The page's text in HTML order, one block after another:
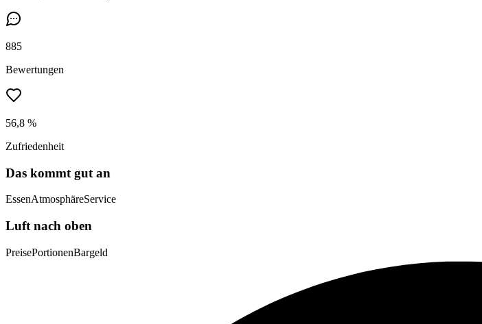
885
Bewertungen
56,8 %
Zufriedenheit
Das kommt gut an
EssenAtmosphäreService
Luft nach oben
PreisePortionenBargeld